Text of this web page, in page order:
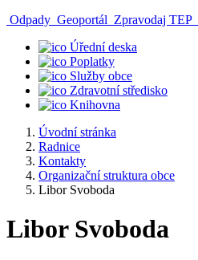
Odpady Geoportál Zpravodaj TEP
Úřední deska
Poplatky
Služby obce
Zdravotní středisko
Knihovna
Úvodní stránka
Radnice
Kontakty
Organizační struktura obce
Libor Svoboda
Libor Svoboda